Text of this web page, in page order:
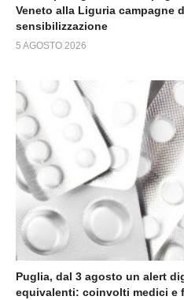
Veneto alla Liguria campagne
sensibilizzazione
5 AGOSTO 2026
Puglia, dal 3 agosto un alert
equivalenti: coinvolti medici e